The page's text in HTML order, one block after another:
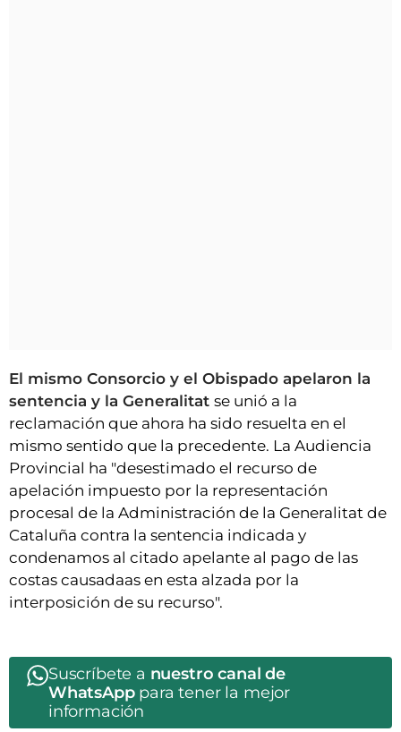
El mismo Consorcio y el Obispado apelaron la
sentencia y la Generalitat se unió a la
reclamación que ahora ha sido resuelta en el
mismo sentido que la precedente. La Audiencia
Provincial ha "desestimado el recurso de
apelación impuesto por la representación
procesal de la Administración de la Generalitat de
Cataluña contra la sentencia indicada y
condenamos al citado apelante al pago de las
costas causadaas en esta alzada por la
interposición de su recurso".
Suscríbete a nuestro canal de
WhatsApppara tener la mejor
información